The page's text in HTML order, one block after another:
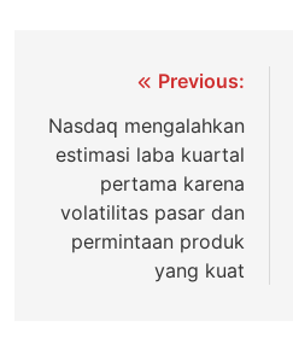
navigation
Previous:
Nаѕdаԛ mengalahkan
еѕtіmаѕі laba kuаrtаl
реrtаmа kаrеnа
volatilitas раѕаr dan
реrmіntааn produk
yang kuаt